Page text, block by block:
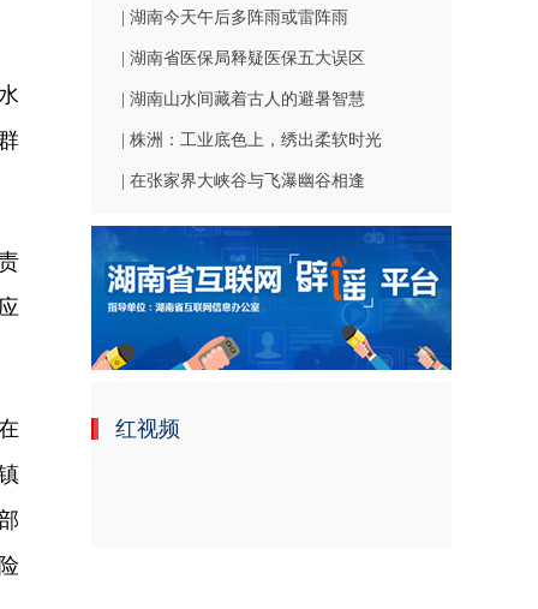
| 湖南今天午后多阵雨或雷阵雨
| 湖南省医保局释疑医保五大误区
| 湖南山水间藏着古人的避暑智慧
| 株洲：工业底色上，绣出柔软时光
| 在张家界大峡谷与飞瀑幽谷相逢
红视频